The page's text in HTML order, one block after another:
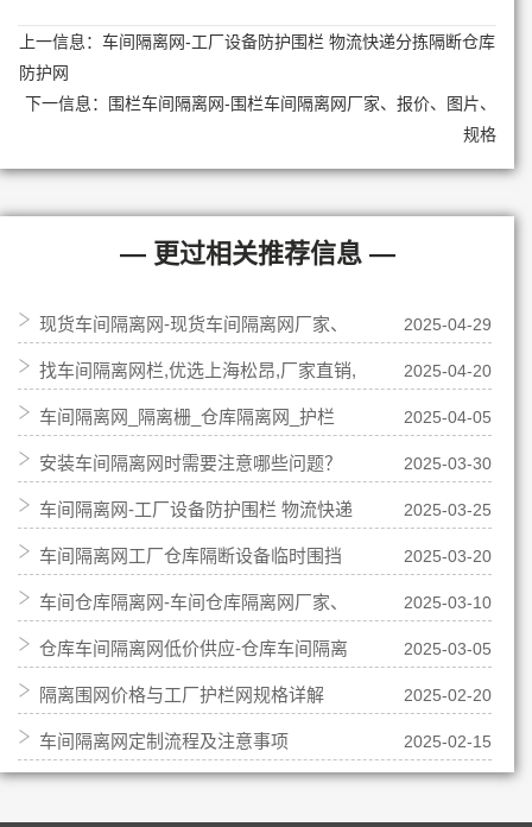
上一信息： 车间隔离网-工厂设备防护围栏 物流快递分拣隔断仓库
防护网
下一信息：
围栏车间隔离网-围栏车间隔离网厂家、报价、图片、
规格
— 更过相关推荐信息 —
现货车间隔离网-现货车间隔离网厂家、
报价-松昂路桥
2025-04-29
找车间隔离网栏,优选上海松昂,厂家直销,
源头厂货!
2025-04-20
车间隔离网_隔离栅_仓库隔离网_护栏
网-机器人隔离防护栏厂
2025-04-05
安装车间隔离网时需要注意哪些问题？ 2025-03-30
车间隔离网-工厂设备防护围栏 物流快递
分拣隔断仓库防护网
2025-03-25
车间隔离网工厂仓库隔断设备临时围挡
可移动车间隔离网
2025-03-20
车间仓库隔离网-车间仓库隔离网厂家、
品牌、报价
2025-03-10
仓库车间隔离网低价供应-仓库车间隔离
网低价供应批发
2025-03-05
隔离围网价格与工厂护栏网规格详解 2025-02-20
车间隔离网定制流程及注意事项 2025-02-15